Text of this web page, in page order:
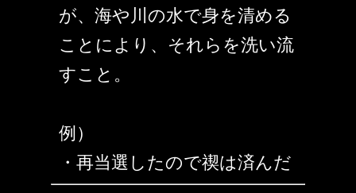
が、海や川の水で身を清める
ことにより、それらを洗い流
すこと。
例）
・再当選したので禊は済んだ